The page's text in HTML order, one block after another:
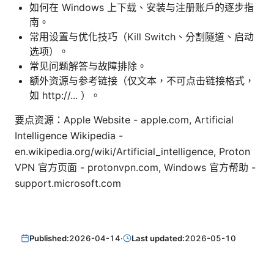
如何在 Windows 上下载、安装与注册账户的逐步指
南。
常用设置与优化技巧（Kill Switch、分割隧道、启动
选项）。
常见问题解答与故障排除。
额外资源与参考链接（仅文本，不可点击链接格式，
如 http://... ）。
要点资源：Apple Website - apple.com, Artificial
Intelligence Wikipedia -
en.wikipedia.org/wiki/Artificial_intelligence, Proton
VPN 官方页面 - protonvpn.com, Windows 官方帮助 -
support.microsoft.com
Published:2026-04-14· Last updated:2026-05-10